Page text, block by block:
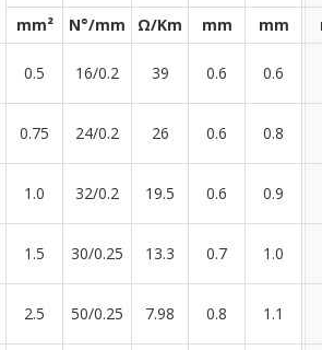
mm²
N°/mm Ω/Km mm mm
0.5 16/0.2 39 0.6 0.6
0.75 24/0.2 26 0.6 0.8
1.0 32/0.2 19.5 0.6 0.9
1.5 30/0.25 13.3 0.7 1.0
2.5 50/0.25 7.98 0.8 1.1